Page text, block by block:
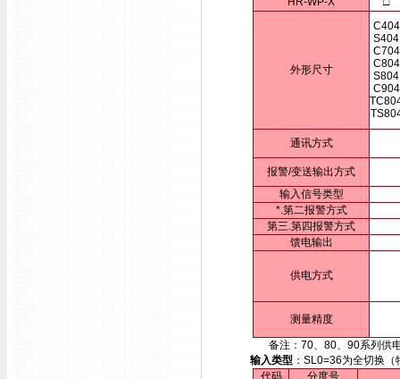
外形尺寸
C404
S404
C704
C804
S804
C904
通讯方式
报警/变送输出方式
输入信号类型
*.第二报警方式
第三.第四报警方式
馈电输出
供电方式
测量精度
备注：70、80、90系列供电
输入类型：SL0=36为全切换（
代码
分度号